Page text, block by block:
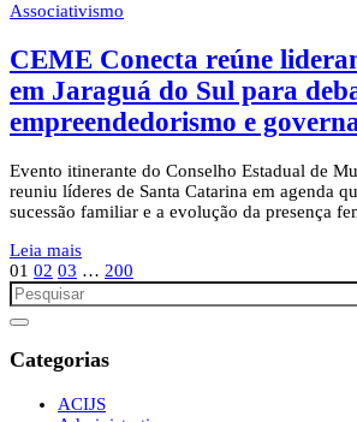
Associativismo
CEME Conecta reúne
em Jaraguá do Sul para
empreendedorismo e
Evento itinerante do Conselho Estadual de
reuniu líderes de Santa Catarina em agenda
sucessão familiar e a evolução da presença
Leia mais
01 02 03 … 200
Categorias
ACIJS